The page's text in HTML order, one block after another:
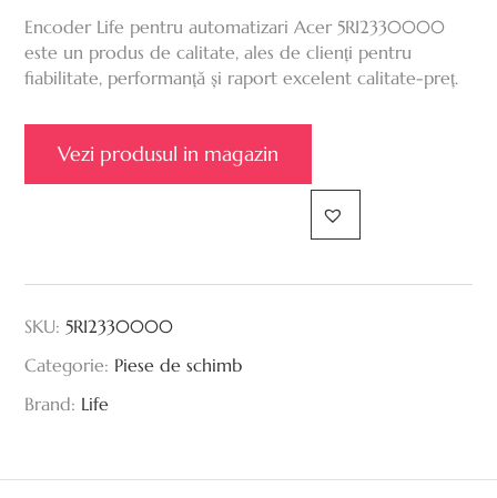
Encoder Life pentru automatizari Acer 5RI2330000
este un produs de calitate, ales de clienți pentru
fiabilitate, performanță și raport excelent calitate-preț.
Vezi produsul in magazin
SKU: 5RI2330000
Categorie: Piese de schimb
Brand: Life